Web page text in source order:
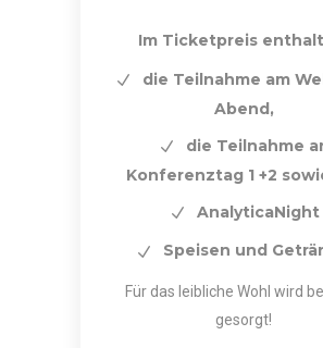
Im Ticketpreis
die Teilnahme am
Abend,
die Teilnahme
Konferenztag 1 +2
AnalyticaNight
Speisen und
Für das leibliche Wohl wird
gesorgt!